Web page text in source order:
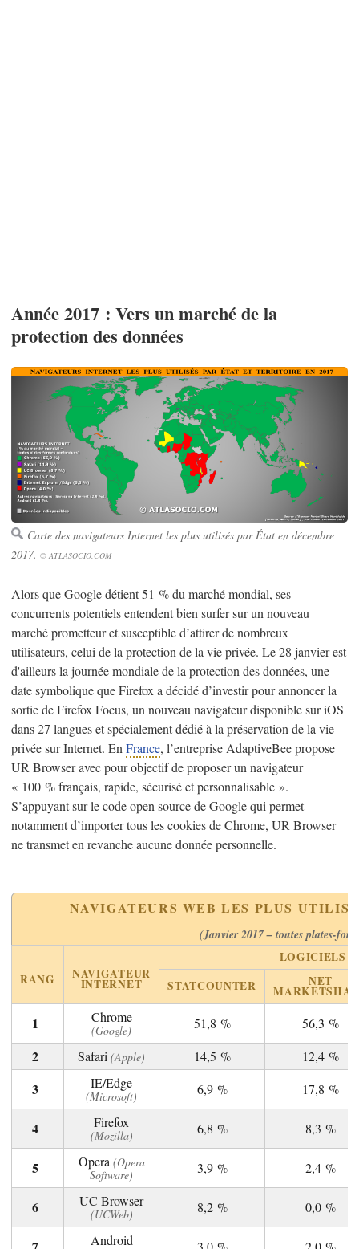
Année 2017 : Vers un marché de la
protection des données
Carte des navigateurs Internet les plus utilisés par État en décembre
2017. © ATLASOCIO.COM
Alors que Google détient 51 % du marché mondial, ses
concurrents potentiels entendent bien surfer sur un nouveau
marché prometteur et susceptible d’attirer de nombreux
utilisateurs, celui de la protection de la vie privée. Le 28 janvier est
d'ailleurs la journée mondiale de la protection des données, une
date symbolique que Firefox a décidé d’investir pour annoncer la
sortie de Firefox Focus, un nouveau navigateur disponible sur iOS
dans 27 langues et spécialement dédié à la préservation de la vie
privée sur Internet. EnFrance, l’entreprise AdaptiveBee propose
UR Browser avec pour objectif de proposer un navigateur
« 100 % français, rapide, sécurisé et personnalisable ».
S’appuyant sur le code open source de Google qui permet
notamment d’importer tous les cookies de Chrome, UR Browser
ne transmet en revanche aucune donnée personnelle.
NAVIGATEURS WEB LES PLUS
(Janvier 2017 – toutes plates-
RANG NAVIGATEUR
INTERNET
LOGICIELS
STATCOUNTER
NET
Chrome
(Google) 51,8 %
56,3 %
Safari (Apple) 14,5 %
12,4 %
IE/Edge
(Microsoft) 6,9 %
17,8 %
Firefox
(Mozilla) 6,8 %
8,3 %
Opera (Opera
Software)
3,9 %
2,4 %
UC Browser
(UCWeb) 8,2 %
0,0 %
Android